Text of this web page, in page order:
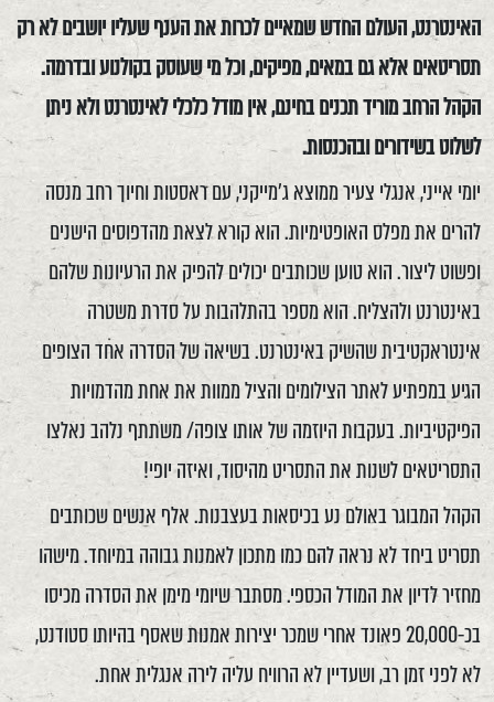
האינטרנט, העולם החדש שמאיים לכרות את הענף שעליו יושבים לא רק
תסריטאים אלא גם במאים, מפיקים, וכל מי שעוסק בקולנוע ובדרמה.
הקהל הרחב מוריד תכנים בחינם, אין מודל כלכלי לאינטרנט ולא ניתן
לשלוט בשידורים ובהכנסות.
יומי אייני, אנגלי צעיר ממוצא ג'מייקני, עם ראסטות וחיוך רחב מנסה
להרים את מפלס האופטימיות. הוא קורא לצאת מהדפוסים הישנים
ופשוט ליצור. הוא טוען שכותבים יכולים להפיק את הרעיונות שלהם
באינטרנט ולהצליח. הוא מספר בהתלהבות על סדרת משטרה
אינטראקטיבית שהשיק באינטרנט. בשיאה של הסדרה אחד הצופים
הגיע במפתיע לאתר הצילומים והציל ממוות את אחת מהדמויות
הפיקטיביות. בעקבות היוזמה של אותו צופה/ משתתף נלהב נאלצו
התסריטאים לשנות את התסריט מהיסוד, ואיזה יופי!
הקהל המבוגר באולם נע בכיסאות בעצבנות. אלף אנשים שכותבים
תסריט ביחד לא נראה להם כמו מתכון לאמנות גבוהה במיוחד. מישהו
מחזיר לדיון את המודל הכספי. מסתבר שיומי מימן את הסדרה מכיסו
בכ-20,000 פאונד אחרי שמכר יצירות אמנות שאסף בהיותו סטודנט,
לא לפני זמן רב, ושעדיין לא הרוויח עליה לירה אנגלית אחת.